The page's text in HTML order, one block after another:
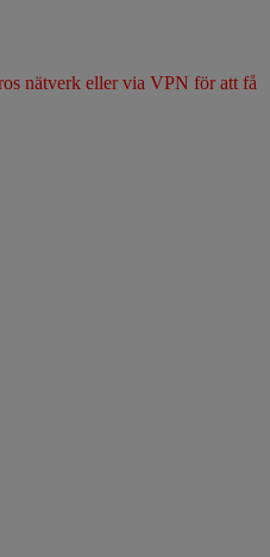
nätverk eller via VPN för att få